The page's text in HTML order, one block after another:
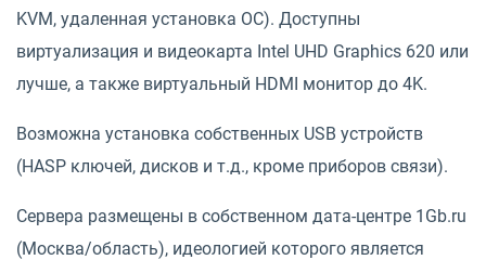
KVM, удаленная установка ОС). Доступны
виртуализация и видеокарта Intel UHD Graphics 620 или
лучше, а также виртуальный HDMI монитор до 4K.
Возможна установка собственных USB устройств
(HASP ключей, дисков и т.д., кроме приборов связи).
Сервера размещены в собственном дата-центре 1Gb.ru
(Москва/область), идеологией которого является